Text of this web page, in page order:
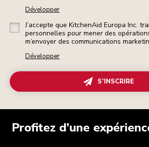
Développer
J’accepte que KitchenAid Europa Inc.
personnelles pour mener des
m’envoyer des communications
Développer
S’INSCRIRE
Profitez d’une